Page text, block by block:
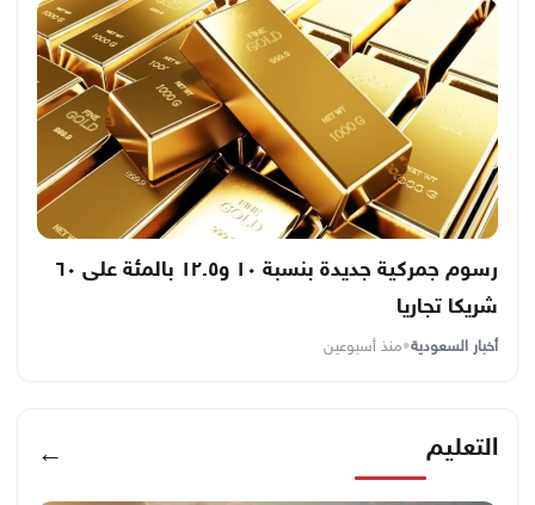
رسوم جمركية جديدة بنسبة ١٠ و١٢.٥ بالمئة على ٦٠
شريكا تجاريا
أخبار السعودية•منذ أسبوعين
التعليم ←